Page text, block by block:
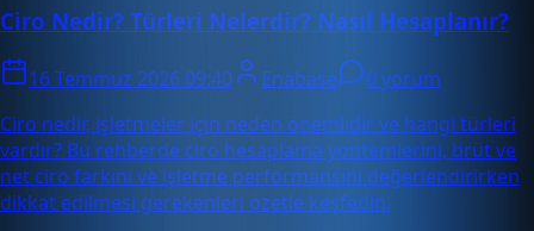
Ciro Nedir? Türleri Nelerdir? Nasıl Hesaplanır?
16 Temmuz 2026 09:40 Enabase
0 yorum
Ciro nedir, işletmeler için neden önemlidir ve hangi türleri
vardır? Bu rehberde ciro hesaplama yöntemlerini, brüt ve
net ciro farkını ve işletme performansını değerlendirirken
dikkat edilmesi gerekenleri özetle keşfedin.